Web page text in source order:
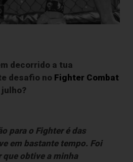
decorrido a tua
desafio no Fighter Combat
julho?
para o Fighter é das
em bastante tempo. Foi
obtive a minha